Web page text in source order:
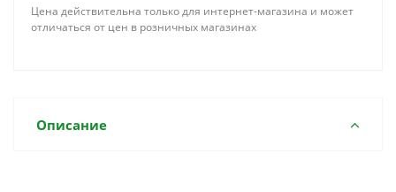
Цена действительна только для интернет-магазина и может
отличаться от цен в розничных магазинах
Описание